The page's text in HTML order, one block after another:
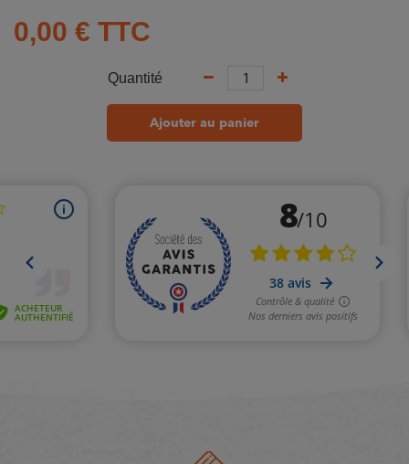
0,00 € TTC
Quantité
Ajouter au panier